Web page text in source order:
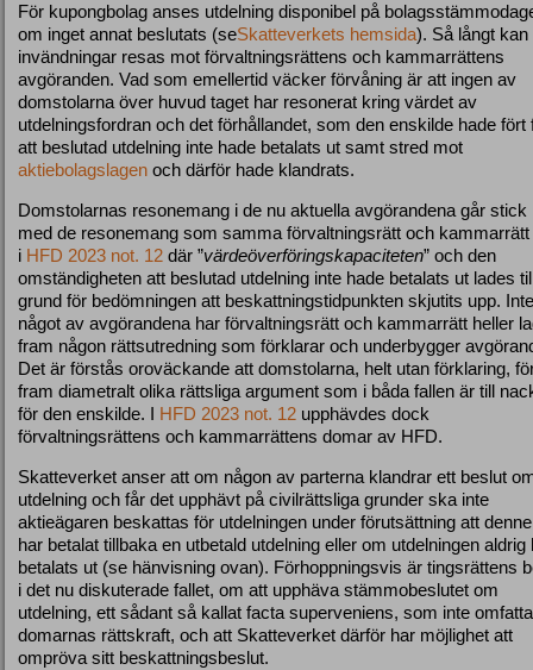
För kupongbolag anses utdelning disponibel på
om inget annat beslutats (seSkatteverkets hemsida). Så långt kan
invändningar resas mot förvaltningsrättens och kammarrättens
avgöranden. Vad som emellertid väcker förvåning är att ingen av
domstolarna över huvud taget har resonerat kring värdet av
utdelningsfordran och det förhållandet, som den enskilde hade fört
att beslutad utdelning inte hade betalats ut samt stred mot
aktiebolagslagen och därför hade klandrats.
Domstolarnas resonemang i de nu aktuella avgörandena går stick
med de resonemang som samma förvaltningsrätt och kammarrätt
i HFD 2023 not. 12 där ”värdeöverföringskapaciteten” och den
omständigheten att beslutad utdelning inte hade betalats ut lades
grund för bedömningen att beskattningstidpunkten skjutits upp.
något av avgörandena har förvaltningsrätt och kammarrätt heller
fram någon rättsutredning som förklarar och underbygger
Det är förstås oroväckande att domstolarna, helt utan förklaring,
fram diametralt olika rättsliga argument som i båda fallen är till
för den enskilde. I HFD 2023 not. 12 upphävdes dock
förvaltningsrättens och kammarrättens domar av HFD.
Skatteverket anser att om någon av parterna klandrar ett beslut
utdelning och får det upphävt på civilrättsliga grunder ska inte
aktieägaren beskattas för utdelningen under förutsättning att
har betalat tillbaka en utbetald utdelning eller om utdelningen aldrig
betalats ut (se hänvisning ovan). Förhoppningsvis är tingsrättens
i det nu diskuterade fallet, om att upphäva stämmobeslutet om
utdelning, ett sådant så kallat facta superveniens, som inte
domarnas rättskraft, och att Skatteverket därför har möjlighet att
ompröva sitt beskattningsbeslut.